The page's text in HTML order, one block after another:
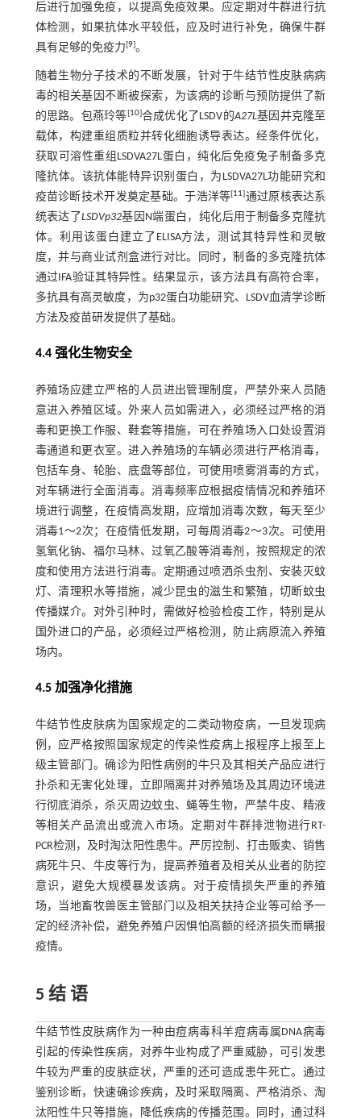
后进行加强免疫，以提高免疫效果。应定期对牛群进行抗
体检测，如果抗体水平较低，应及时进行补免，确保牛群
具有足够的免疫力[9]。
随着生物分子技术的不断发展，针对于牛结节性皮肤病病
毒的相关基因不断被探索，为该病的诊断与预防提供了新
的思路。包燕玲等[10]合成优化了LSDV的A27L基因并克隆至
载体，构建重组质粒并转化细胞诱导表达。经条件优化，
获取可溶性重组LSDVA27L蛋白，纯化后免疫兔子制备多克
隆抗体。该抗体能特异识别蛋白，为LSDVA27L功能研究和
疫苗诊断技术开发奠定基础。于浩洋等[11]通过原核表达系
统表达了LSDVp32基因N端蛋白，纯化后用于制备多克隆抗
体。利用该蛋白建立了ELISA方法，测试其特异性和灵敏
度，并与商业试剂盒进行对比。同时，制备的多克隆抗体
通过IFA验证其特异性。结果显示，该方法具有高符合率，
多抗具有高灵敏度，为p32蛋白功能研究、LSDV血清学诊断
方法及疫苗研发提供了基础。
4.4 强化生物安全
养殖场应建立严格的人员进出管理制度，严禁外来人员随
意进入养殖区域。外来人员如需进入，必须经过严格的消
毒和更换工作服、鞋套等措施，可在养殖场入口处设置消
毒通道和更衣室。进入养殖场的车辆必须进行严格消毒，
包括车身、轮胎、底盘等部位，可使用喷雾消毒的方式，
对车辆进行全面消毒。消毒频率应根据疫情情况和养殖环
境进行调整，在疫情高发期，应增加消毒次数，每天至少
消毒1～2次；在疫情低发期，可每周消毒2～3次。可使用
氢氧化钠、福尔马林、过氧乙酸等消毒剂，按照规定的浓
度和使用方法进行消毒。定期通过喷洒杀虫剂、安装灭蚊
灯、清理积水等措施，减少昆虫的滋生和繁殖，切断蚊虫
传播媒介。对外引种时，需做好检验检疫工作，特别是从
国外进口的产品，必须经过严格检测，防止病原流入养殖
场内。
4.5 加强净化措施
牛结节性皮肤病为国家规定的二类动物疫病，一旦发现病
例，应严格按照国家规定的传染性疫病上报程序上报至上
级主管部门。确诊为阳性病例的牛只及其相关产品应进行
扑杀和无害化处理，立即隔离并对养殖场及其周边环境进
行彻底消杀，杀灭周边蚊虫、蝇等生物，严禁牛皮、精液
等相关产品流出或流入市场。定期对牛群排泄物进行RT-
PCR检测，及时淘汰阳性患牛。严厉控制、打击贩卖、销售
病死牛只、牛皮等行为，提高养殖者及相关从业者的防控
意识，避免大规模暴发该病。对于疫情损失严重的养殖
场，当地畜牧兽医主管部门以及相关扶持企业等可给予一
定的经济补偿，避免养殖户因惧怕高额的经济损失而瞒报
疫情。
5 结 语
牛结节性皮肤病作为一种由痘病毒科羊痘病毒属DNA病毒
引起的传染性疾病，对养牛业构成了严重威胁，可引发患
牛较为严重的皮肤症状，严重的还可造成患牛死亡。通过
鉴别诊断，快速确诊疾病，及时采取隔离、严格消杀、淘
汰阳性牛只等措施，降低疾病的传播范围。同时，通过科